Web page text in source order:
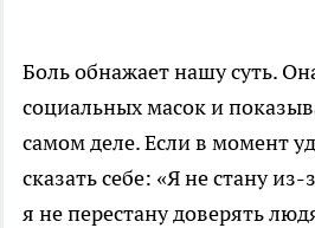
Боль обнажает нашу суть.
социальных масок и
самом деле. Если в момент
сказать себе: «Я не стану
я не перестану доверять